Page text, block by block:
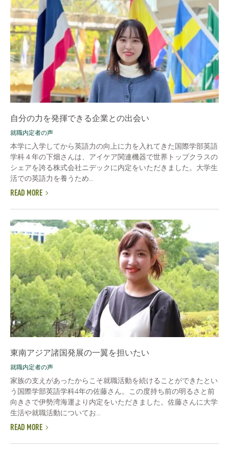
自分の力を発揮できる企業との出会い
就職内定者の声
本学に入学してから英語力の向上に力を入れてきた国際学部英語
学科４年の下畑さんは、アイケア関連機器で世界トップクラスの
シェアを誇る株式会社ニデックに内定をいただきました。大学生
活での英語力を養うため...
READ MORE
東南アジア諸国発展の一翼を担いたい
就職内定者の声
家族の支えがあったからこそ就職活動を続けることができたとい
う国際学部英語学科4年の佐藤さん。この度持ち前の明るさと前
向きさで伊勢湾海運より内定をいただきました。佐藤さんに大学
生活や就職活動についてお...
READ MORE